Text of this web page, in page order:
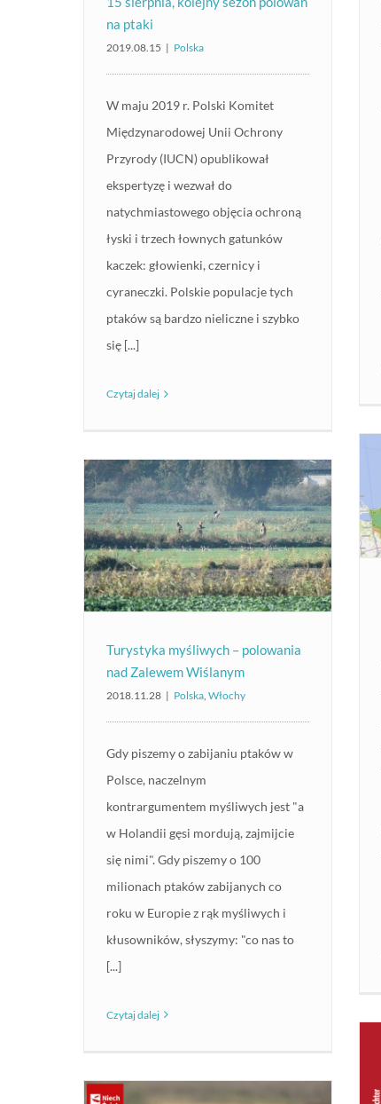
na ptaki
2019.08.15 | Polska
W maju 2019 r. Polski Komitet
Międzynarodowej Unii Ochrony
Przyrody (IUCN) opublikował
ekspertyzę i wezwał do
natychmiastowego objęcia ochroną
łyski i trzech łownych gatunków
kaczek: głowienki, czernicy i
cyraneczki. Polskie populacje tych
ptaków są bardzo nieliczne i szybko
się [...]
Czytaj dalej
Turystyka myśliwych – polowania
nad Zalewem Wiślanym
2018.11.28 | Polska ,Włochy
Gdy piszemy o zabijaniu ptaków w
Polsce, naczelnym
kontrargumentem myśliwych jest "a
w Holandii gęsi mordują, zajmijcie
się nimi". Gdy piszemy o 100
milionach ptaków zabijanych co
roku w Europie z rąk myśliwych i
kłusowników, słyszymy: "co nas to
[...]
Czytaj dalej